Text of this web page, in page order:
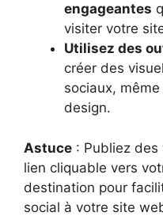
engageantes
visiter votre
Utilisez des
créer des
sociaux,
design.
Astuce : Publiez des
lien cliquable vers
destination pour
social à votre site